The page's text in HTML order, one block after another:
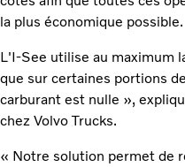
la plus économique possible.
L'I-See utilise au maximum
que sur certaines portions
carburant est nulle »,
chez Volvo Trucks.
« Notre solution permet de